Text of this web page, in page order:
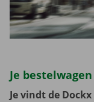
Je
Je vindt de